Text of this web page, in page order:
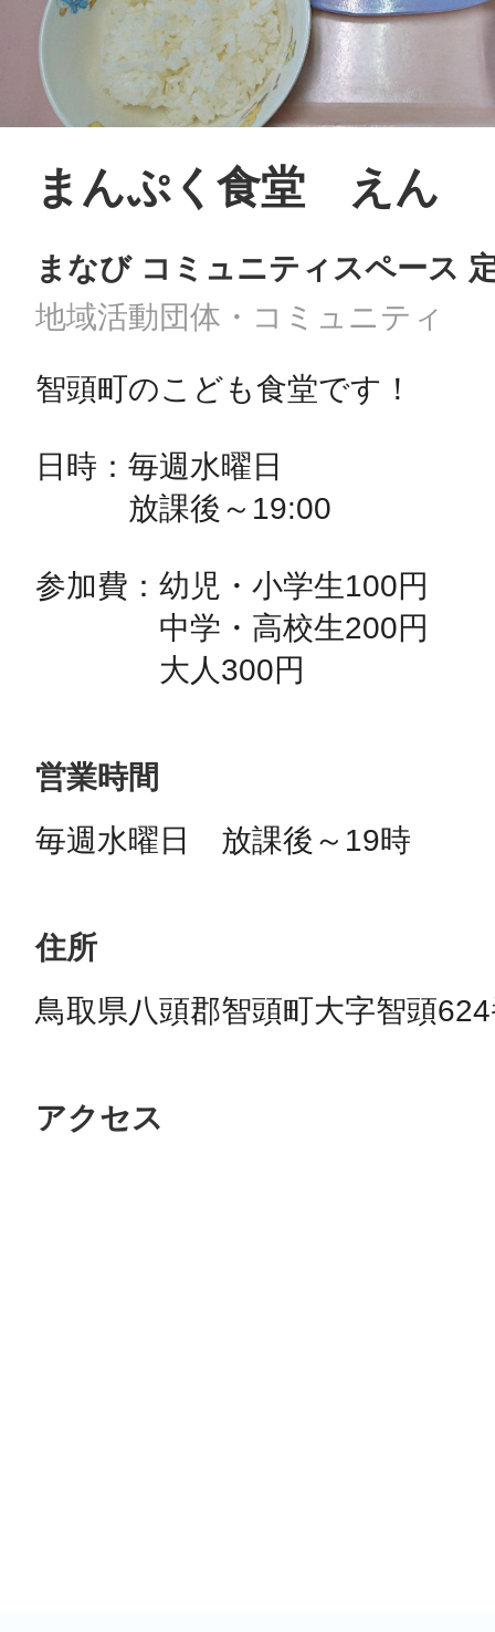
まんぷく食堂 えん
まなび コミュニティスペース
地域活動団体・コミュニティ
智頭町のこども食堂です！
日時：毎週水曜日
放課後～19:00
参加費：幼児・小学生100円
中学・高校生200円
大人300円
営業時間
毎週水曜日　放課後～19時
住所
鳥取県八頭郡智頭町大字智頭
アクセス